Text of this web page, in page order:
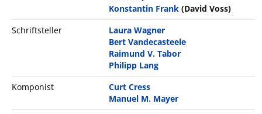
Konstantin Frank (David Voss)
Schriftsteller
Laura Wagner
Bert Vandecasteele
Raimund V. Tabor
Philipp Lang
Komponist
Curt Cress
Manuel M. Mayer